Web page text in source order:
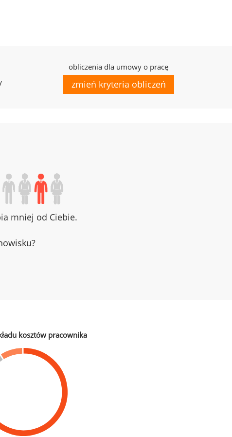
obliczenia dla umowy o pracę
zmień kryteria obliczeń
mniej od Ciebie.
kosztów pracownika